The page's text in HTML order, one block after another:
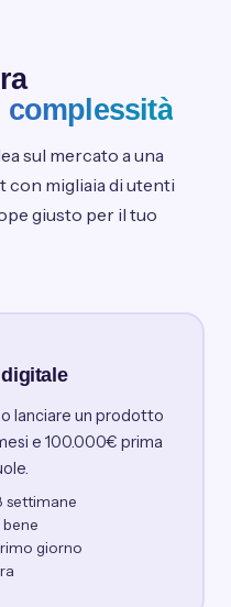
sul mercato a una
con migliaia di utenti
giusto per il tuo
lanciare un prodotto
e 100.000€ prima
settimane
giorno